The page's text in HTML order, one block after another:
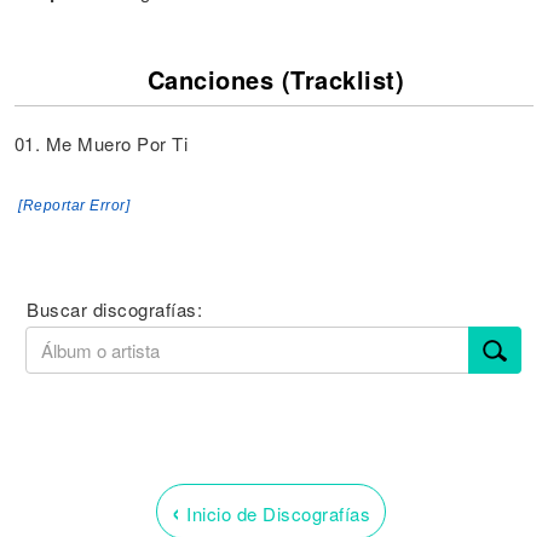
Canciones (Tracklist)
01. Me Muero Por Ti
[Reportar Error]
Buscar discografías:
‹ Inicio de Discografías